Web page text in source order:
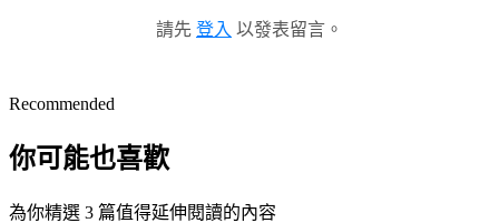
請先 登入 以發表留言。
Recommended
你可能也喜歡
為你精選 3 篇值得延伸閱讀的內容